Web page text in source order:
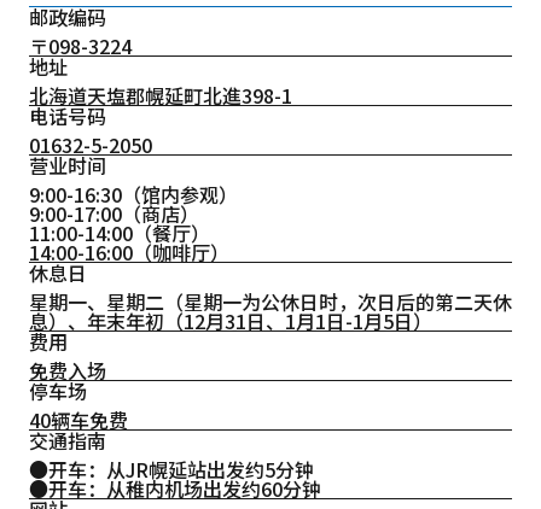
邮政编码
〒098-3224
地址
北海道天塩郡幌延町北進398-1
电话号码
01632-5-2050
营业时间
9:00-16:30（馆内参观）
9:00-17:00（商店）
11:00-14:00（餐厅）
14:00-16:00（咖啡厅）
休息日
星期一、星期二（星期一为公休日时，次日后的第二天休
息）、年末年初（12月31日、1月1日-1月5日）
费用
免费入场
停车场
40辆车免费
交通指南
●开车：从JR幌延站出发约5分钟
●开车：从稚内机场出发约60分钟